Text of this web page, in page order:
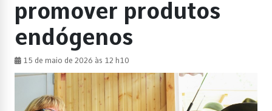
promover produtos
endógenos
15 de maio de 2026 às 12 h10